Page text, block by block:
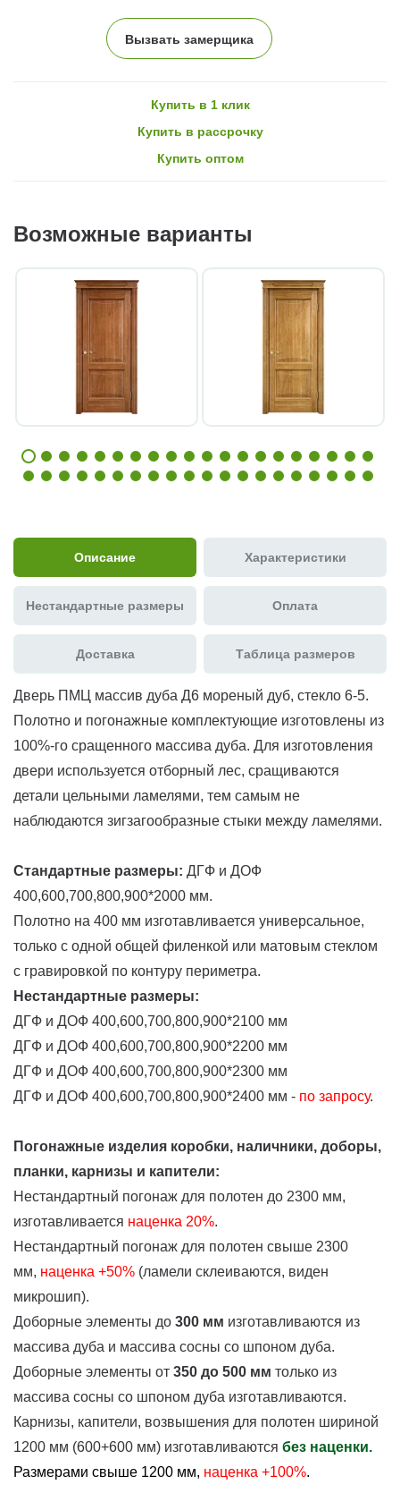
Вызвать замерщика
Купить в 1 клик
Купить в рассрочку
Купить оптом
Возможные варианты
Описание Характеристики
Нестандартные размеры Оплата
Доставка Таблица размеров
Дверь ПМЦ массив дуба Д6 мореный дуб, стекло 6-5.
Полотно и погонажные комплектующие изготовлены из
100%-го сращенного массива дуба. Для изготовления
двери используется отборный лес, сращиваются
детали цельными ламелями, тем самым не
наблюдаются зигзагообразные стыки между ламелями.
Стандартные размеры: ДГФ и ДОФ
400,600,700,800,900*2000 мм.
Полотно на 400 мм изготавливается универсальное,
только с одной общей филенкой или матовым стеклом
с гравировкой по контуру периметра.
Нестандартные размеры:
ДГФ и ДОФ 400,600,700,800,900*2100 мм
ДГФ и ДОФ 400,600,700,800,900*2200 мм
ДГФ и ДОФ 400,600,700,800,900*2300 мм
ДГФ и ДОФ 400,600,700,800,900*2400 мм - по запросу.
Погонажные изделия коробки, наличники, доборы,
планки, карнизы и капители:
Нестандартный погонаж для полотен до 2300 мм,
изготавливается наценка 20%.
Нестандартный погонаж для полотен свыше 2300
мм, наценка +50% (ламели склеиваются, виден
микрошип).
Доборные элементы до 300 мм изготавливаются из
массива дуба и массива сосны со шпоном дуба.
Доборные элементы от 350 до 500 мм только из
массива сосны со шпоном дуба изготавливаются.
Карнизы, капители, возвышения для полотен шириной
1200 мм (600+600 мм) изготавливаются без наценки.
Размерами свыше 1200 мм, наценка +100%.